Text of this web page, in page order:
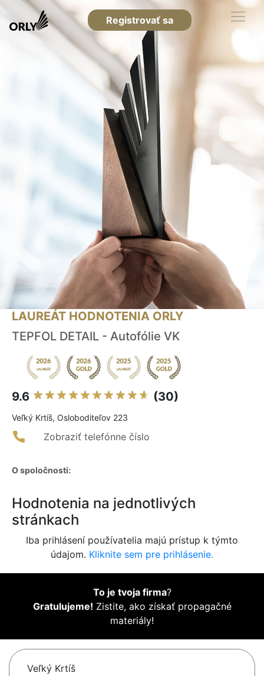
Registrovať sa
LAUREÁT HODNOTENIA ORLY
TEPFOL DETAIL - Autofólie VK
9.6 (30)
Veľký Krtíš, Osloboditeľov 223
Zobraziť telefónne číslo
O spoločnosti:
Hodnotenia na jednotlivých
stránkach
Iba prihlásení používatelia majú prístup k týmto
údajom. Kliknite sem pre prihlásenie.
To je tvoja firma?
Gratulujeme! Zistite, ako získať propagačné
materiály!
Veľký Krtíš